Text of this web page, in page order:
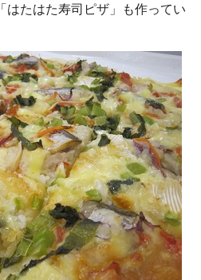
はたはた寿司ピザ」も作ってい